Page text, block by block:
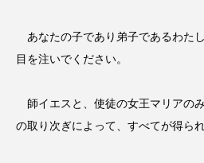
あなたの子であり弟子であるわた
目を注いでください。
師イエスと、使徒の女王マリアの
の取り次ぎによって、すべてが得ら